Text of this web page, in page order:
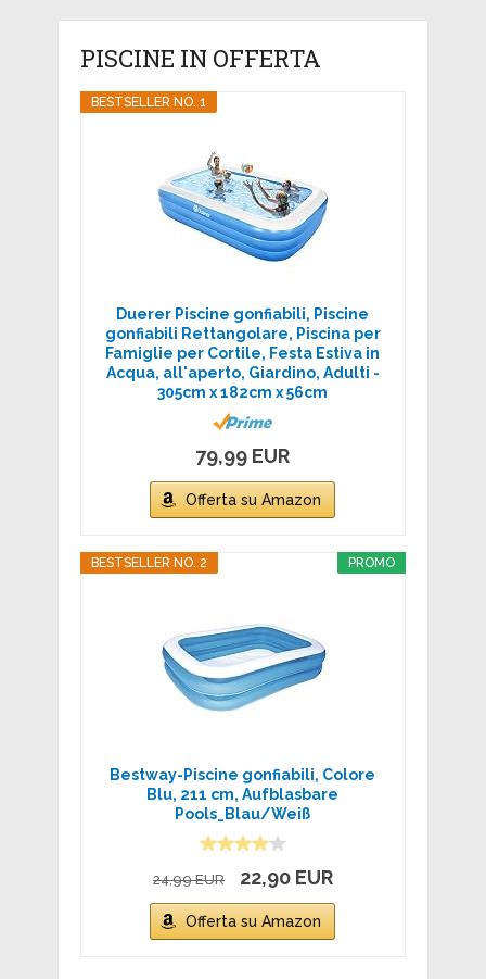
PISCINE IN OFFERTA
BESTSELLER NO. 1
Duerer Piscine gonfiabili, Piscine
gonfiabili Rettangolare, Piscina per
Famiglie per Cortile, Festa Estiva in
Acqua, all'aperto, Giardino, Adulti -
305cm x 182cm x 56cm
79,99 EUR
Offerta su Amazon
PROMO
BESTSELLER NO. 2
Bestway-Piscine gonfiabili, Colore
Blu, 211 cm, Aufblasbare
Pools_Blau/Weiß
24,99 EUR 22,90 EUR
Offerta su Amazon